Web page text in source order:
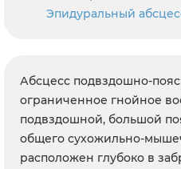
Эпидуральный
Абсцесс подвздошно-
ограниченное гнойное
подвздошной, большой
общего сухожильно-
расположен глубоко в